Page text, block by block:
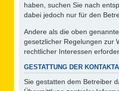
haben, suchen Sie nach
dabei jedoch nur für den
Andere als die oben
gesetzlicher Regelungen zur
rechtlicher Interessen
GESTATTUNG DER
Sie gestatten dem Betreiber